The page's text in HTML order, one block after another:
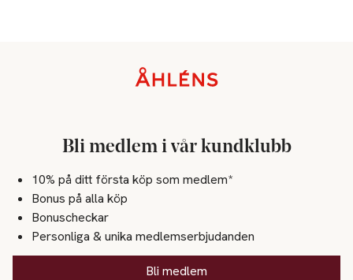
Bli medlem i vår kundklubb
10% på ditt första köp som medlem*
Bonus på alla köp
Bonuscheckar
Personliga & unika medlemserbjudanden
Bli medlem